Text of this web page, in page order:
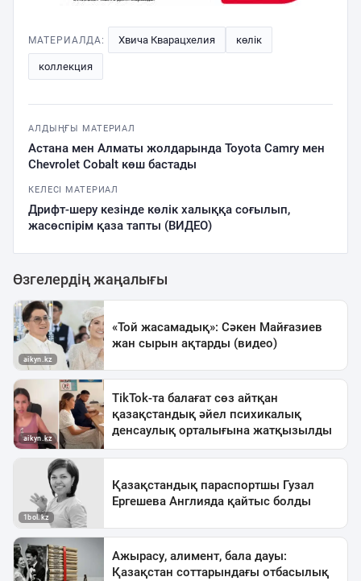
МАТЕРИАЛДА: Хвича Кварацхелия көлік
коллекция
АЛДЫҢҒЫ МАТЕРИАЛ
Астана мен Алматы жолдарында Toyota Camry мен
Chevrolet Cobalt көш бастады
КЕЛЕСІ МАТЕРИАЛ
Дрифт-шеру кезінде көлік халыққа соғылып,
жасөспірім қаза тапты (ВИДЕО)